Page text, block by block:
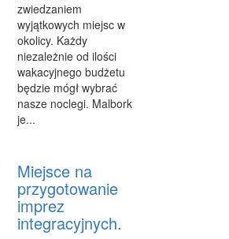
SPRZĘT MEDYCZNY
WEB
OPROGRAMOWANIE
KONTAKT
zwiedzaniem
wyjątkowych miejsc w
okolicy. Każdy
niezależnie od ilości
wakacyjnego budżetu
będzie mógł wybrać
nasze noclegi. Malbork
je...
Miejsce na
przygotowanie
imprez
integracyjnych.